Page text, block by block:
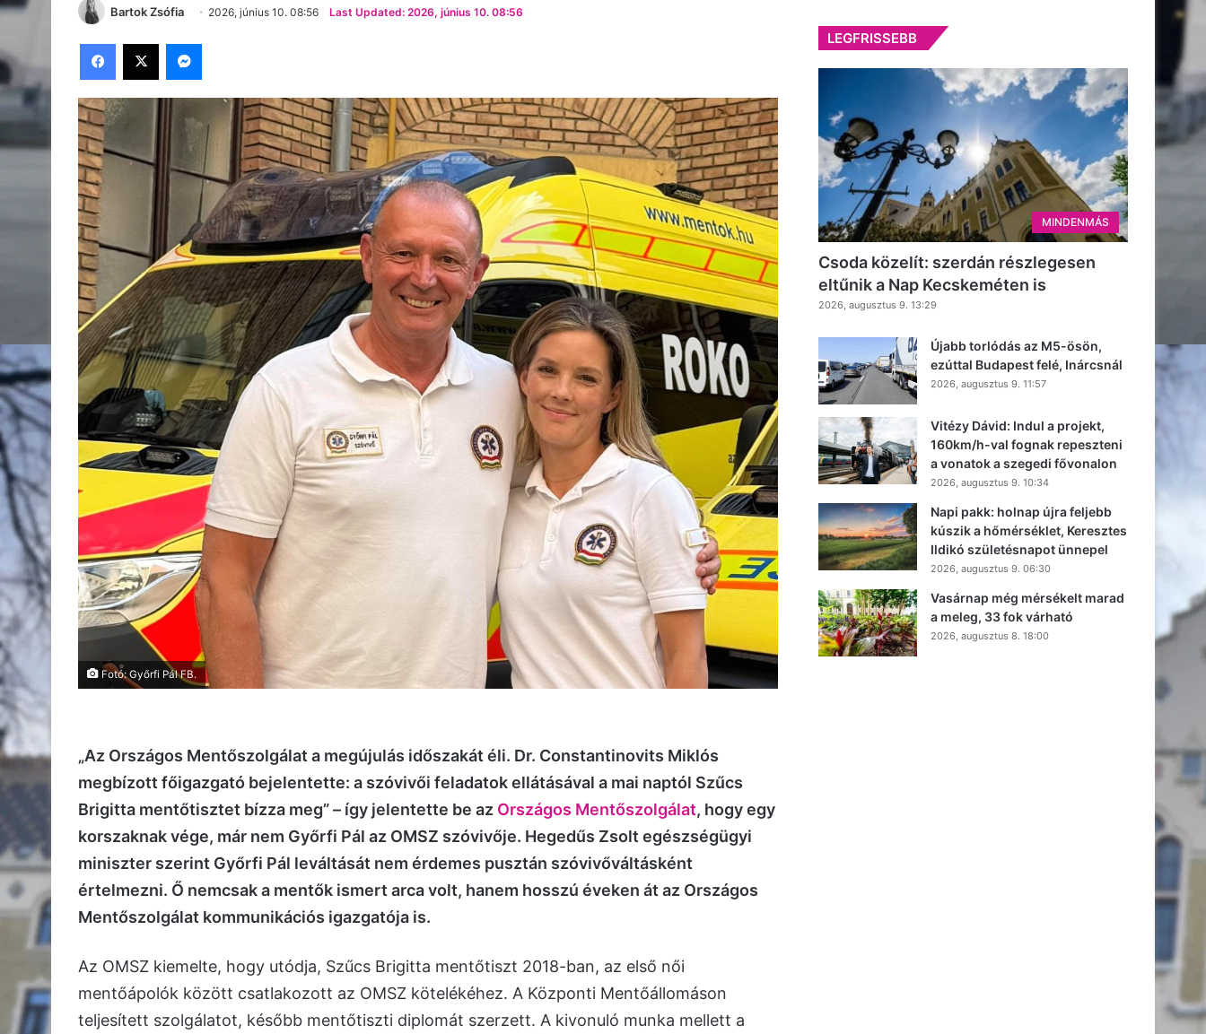
Bartok Zsófia 2026, június 10. 08:56 Last Updated: 2026, június 10. 08:56
Facebook
X Messenger
Fotó: Győrfi Pál FB.
„Az Országos Mentőszolgálat a megújulás időszakát éli. Dr. Constantinovits Miklós
megbízott főigazgató bejelentette: a szóvivői feladatok ellátásával a mai naptól Szűcs
Brigitta mentőtisztet bízza meg” – így jelentette be az Országos Mentőszolgálat, hogy egy
korszaknak vége, már nem Győrfi Pál az OMSZ szóvivője. Hegedűs Zsolt egészségügyi
miniszter szerint Győrfi Pál leváltását nem érdemes pusztán szóvivőváltásként
értelmezni. Ő nemcsak a mentők ismert arca volt, hanem hosszú éveken át az Országos
Mentőszolgálat kommunikációs igazgatója is.
Az OMSZ kiemelte, hogy utódja, Szűcs Brigitta mentőtiszt 2018-ban, az első női
mentőápolók között csatlakozott az OMSZ kötelékéhez. A Központi Mentőállomáson
teljesített szolgálatot, később mentőtiszti diplomát szerzett. A kivonuló munka mellett a
LEGFRISSEBB
MINDENMÁS
Csoda közelít: szerdán részlegesen
eltűnik a Nap Kecskeméten is
2026, augusztus 9. 13:29
Újabb torlódás az M5-ösön,
ezúttal Budapest felé, Inárcsnál
2026, augusztus 9. 11:57
Vitézy Dávid: Indul a projekt,
160km/h-val fognak repeszteni
a vonatok a szegedi fővonalon
2026, augusztus 9. 10:34
Napi pakk: holnap újra feljebb
kúszik a hőmérséklet, Keresztes
Ildikó születésnapot ünnepel
2026, augusztus 9. 06:30
Vasárnap még mérsékelt marad
a meleg, 33 fok várható
2026, augusztus 8. 18:00